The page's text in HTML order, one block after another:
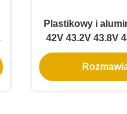
Plastikowy i
42V 43.2V 43.8V
54.75V 57.6V
akumulatora 4A
LiFePo4